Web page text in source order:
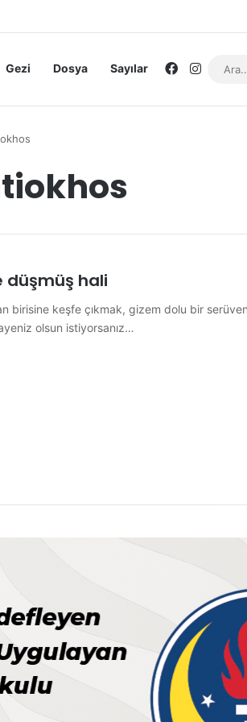
Gezi Dosya Sayılar Facebook
düşmüş hali
birisine keşfe çıkmak, gizem dolu bir
olsun istiyorsanız…